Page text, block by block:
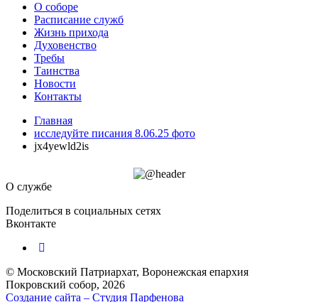
О соборе
Расписание служб
Жизнь прихода
Духовенство
Требы
Таинства
Новости
Контакты
Главная
исследуйте писания 8.06.25 фото
jx4yewld2is
О службе
Поделиться в социальных сетях
Вконтакте
© Московский Патриархат, Воронежcкая епархия
Покровский собор, 2026
Создание сайта – Cтудия Парфенова